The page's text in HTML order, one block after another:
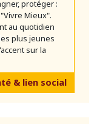
protéger :
Mieux".
au quotidien
plus jeunes
sur la
& lien social